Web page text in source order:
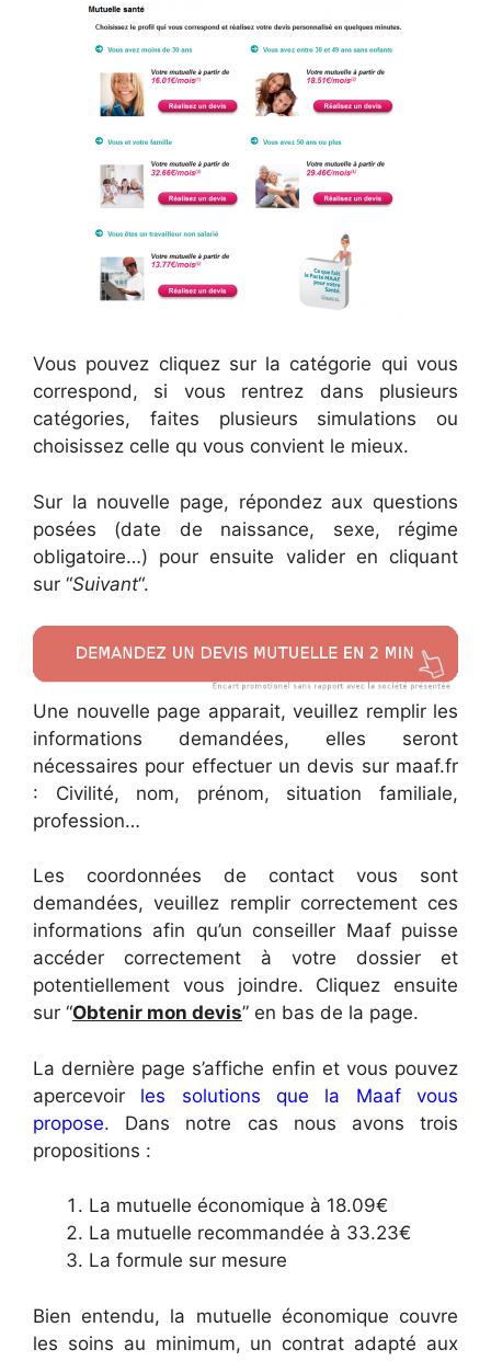
Vous pouvez cliquez sur la catégorie qui vous
correspond, si vous rentrez dans plusieurs
catégories, faites plusieurs simulations ou
choisissez celle qu vous convient le mieux.
Sur la nouvelle page, répondez aux questions
posées (date de naissance, sexe, régime
obligatoire…) pour ensuite valider en cliquant
sur “Suivant“.
Une nouvelle page apparait, veuillez remplir les
informations demandées, elles seront
nécessaires pour effectuer un devis sur maaf.fr
: Civilité, nom, prénom, situation familiale,
profession…
Les coordonnées de contact vous sont
demandées, veuillez remplir correctement ces
informations afin qu’un conseiller Maaf puisse
accéder correctement à votre dossier et
potentiellement vous joindre. Cliquez ensuite
sur “Obtenir mon devis” en bas de la page.
La dernière page s’affiche enfin et vous pouvez
apercevoir les solutions que la Maaf vous
propose. Dans notre cas nous avons trois
propositions :
La mutuelle économique à 18.09€
La mutuelle recommandée à 33.23€
La formule sur mesure
Bien entendu, la mutuelle économique couvre
les soins au minimum, un contrat adapté aux